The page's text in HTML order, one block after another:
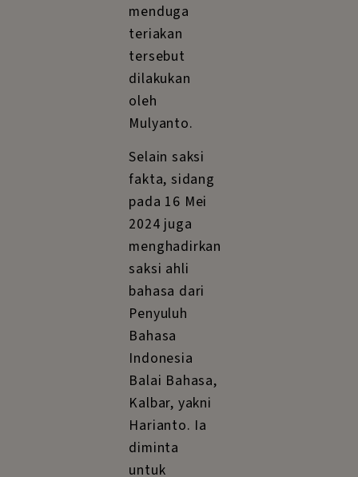
menduga
teriakan
tersebut
dilakukan
oleh
Mulyanto.
Selain saksi
fakta, sidang
pada 16 Mei
2024 juga
menghadirkan
saksi ahli
bahasa dari
Penyuluh
Bahasa
Indonesia
Balai Bahasa,
Kalbar, yakni
Harianto. Ia
diminta
untuk